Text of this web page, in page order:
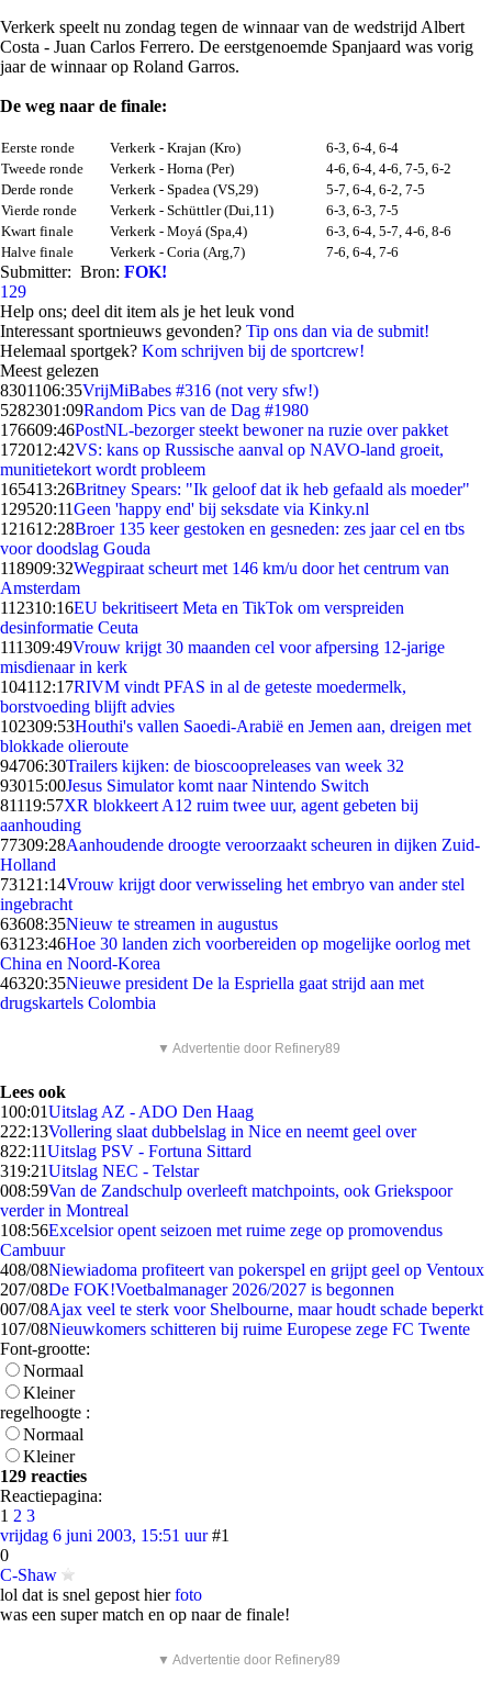
Verkerk speelt nu zondag tegen de winnaar van de wedstrijd Albert
Costa - Juan Carlos Ferrero. De eerstgenoemde Spanjaard was vorig
jaar de winnaar op Roland Garros.
De weg naar de finale:
Eerste ronde Verkerk - Krajan (Kro)
6-3, 6-4, 6-4
Tweede ronde
Verkerk - Horna (Per)
4-6, 6-4, 4-6, 7-5, 6-2
Derde ronde
Verkerk - Spadea (VS,29)
5-7, 6-4, 6-2, 7-5
Vierde ronde
Verkerk - Schüttler (Dui,11)
6-3, 6-3, 7-5
Kwart finale
Verkerk - Moyá (Spa,4)
6-3, 6-4, 5-7, 4-6, 8-6
Halve finale
Verkerk - Coria (Arg,7) 7-6, 6-4, 7-6
Submitter: Bron: FOK!
129
Help ons; deel dit item als je het leuk vond
Interessant sportnieuws gevonden? Tip ons dan via de submit!
Helemaal sportgek? Kom schrijven bij de sportcrew!
Meest gelezen
8301106:35VrijMiBabes #316 (not very sfw!)
5282301:09Random Pics van de Dag #1980
176609:46PostNL-bezorger steekt bewoner na ruzie over pakket
172012:42VS: kans op Russische aanval op NAVO-land groeit,
munitietekort wordt probleem
165413:26Britney Spears: "Ik geloof dat ik heb gefaald als moeder"
129520:11Geen 'happy end' bij seksdate via Kinky.nl
121612:28Broer 135 keer gestoken en gesneden: zes jaar cel en tbs
voor doodslag Gouda
118909:32Wegpiraat scheurt met 146 km/u door het centrum van
Amsterdam
112310:16EU bekritiseert Meta en TikTok om verspreiden
desinformatie Ceuta
111309:49Vrouw krijgt 30 maanden cel voor afpersing 12-jarige
misdienaar in kerk
104112:17RIVM vindt PFAS in al de geteste moedermelk,
borstvoeding blijft advies
102309:53Houthi's vallen Saoedi-Arabië en Jemen aan, dreigen met
blokkade olieroute
94706:30Trailers kijken: de bioscoopreleases van week 32
93015:00Jesus Simulator komt naar Nintendo Switch
81119:57XR blokkeert A12 ruim twee uur, agent gebeten bij
aanhouding
77309:28Aanhoudende droogte veroorzaakt scheuren in dijken Zuid-
Holland
731 21:14Vrouw krijgt door verwisseling het embryo van ander stel
ingebracht
63608:35Nieuw te streamen in augustus
631 23:46Hoe 30 landen zich voorbereiden op mogelijke oorlog met
China en Noord-Korea
46320:35Nieuwe president De la Espriella gaat strijd aan met
drugskartels Colombia
▼ Advertentie door Refinery89
Lees ook
100:01Uitslag AZ - ADO Den Haag
222:13Vollering slaat dubbelslag in Nice en neemt geel over
822:11Uitslag PSV - Fortuna Sittard
319:21Uitslag NEC - Telstar
008:59Van de Zandschulp overleeft matchpoints, ook Griekspoor
verder in Montreal
108:56Excelsior opent seizoen met ruime zege op promovendus
Cambuur
408/08Niewiadoma profiteert van pokerspel en grijpt geel op Ventoux
207/08De FOK!Voetbalmanager 2026/2027 is begonnen
007/08Ajax veel te sterk voor Shelbourne, maar houdt schade beperkt
107/08Nieuwkomers schitteren bij ruime Europese zege FC Twente
Font-grootte:
Normaal
Kleiner
regelhoogte :
Normaal
Kleiner
129 reacties
Reactiepagina:
1 2 3
vrijdag 6 juni 2003, 15:51 uur #1
0
C-Shaw
lol dat is snel gepost hierfoto
was een super match en op naar de finale!
▼ Advertentie door Refinery89